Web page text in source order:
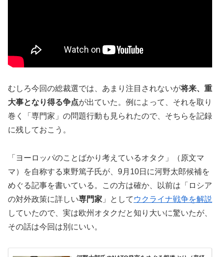
むしろ今回の総裁選では、あまり注目されないが将来、重
大事となり得る争点が出ていた。例によって、それを取り
巻く「専門家」の問題行動も見られたので、そちらを記録
に残しておこう。
「ヨーロッパのことばかり考えているオタク」（原文マ
マ）を自称する東野篤子氏が、9月10日に河野太郎候補を
めぐる記事を書いている。この方は確か、以前は「ロシア
の対外政策に詳しい専門家 」として ウクライナ戦争を解説
していたので、実は欧州オタクだと知り大いに驚いたが、
その話は今回は別にいい。